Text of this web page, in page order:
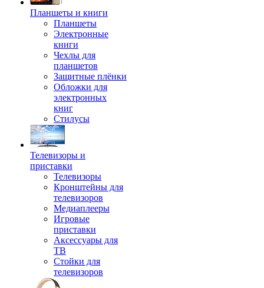
Планшеты и книги
Планшеты
Электронные
книги
Чехлы для
планшетов
Защитные плёнки
Обложки для
электронных
книг
Стилусы
Телевизоры и
приставки
Телевизоры
Кронштейны для
телевизоров
Медиаплееры
Игровые
приставки
Аксессуары для
ТВ
Стойки для
телевизоров